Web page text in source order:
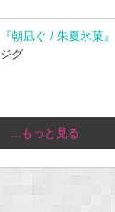
『朝凪ぐ / 朱夏氷菓』
ジグ
...もっと見る